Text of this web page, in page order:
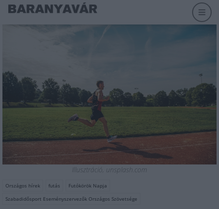
Illusztráció, unsplash.com
Országos hírek futás
Futókörök Napja
Szabadidősport Eseményszervezők Országos Szövetsége